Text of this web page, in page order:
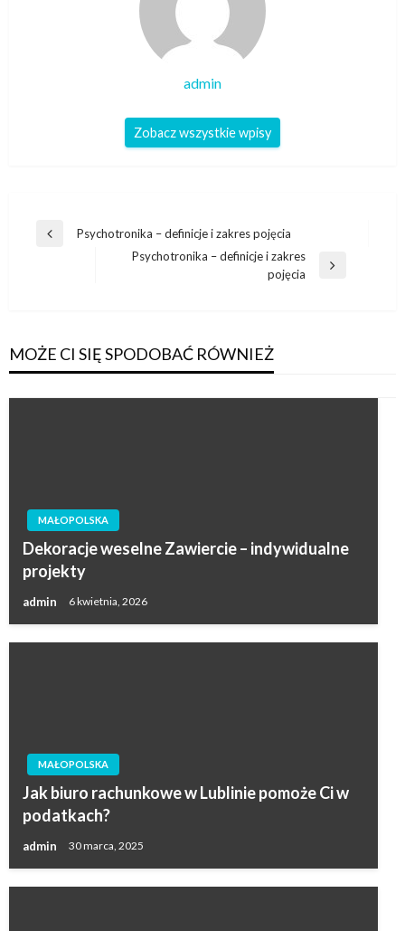
admin
Zobacz wszystkie wpisy
Nawigacja
Poprzedni
Psychotronika – definicje i zakres pojęcia
Psychotronika – definicje i zakres
pojęcia
MOŻE CI SIĘ SPODOBAĆ RÓWNIEŻ
MAŁOPOLSKA
Dekoracje weselne Zawiercie – indywidualne
projekty
admin 6 kwietnia, 2026
MAŁOPOLSKA
Jak biuro rachunkowe w Lublinie pomoże Ci w
podatkach?
admin 30 marca, 2025